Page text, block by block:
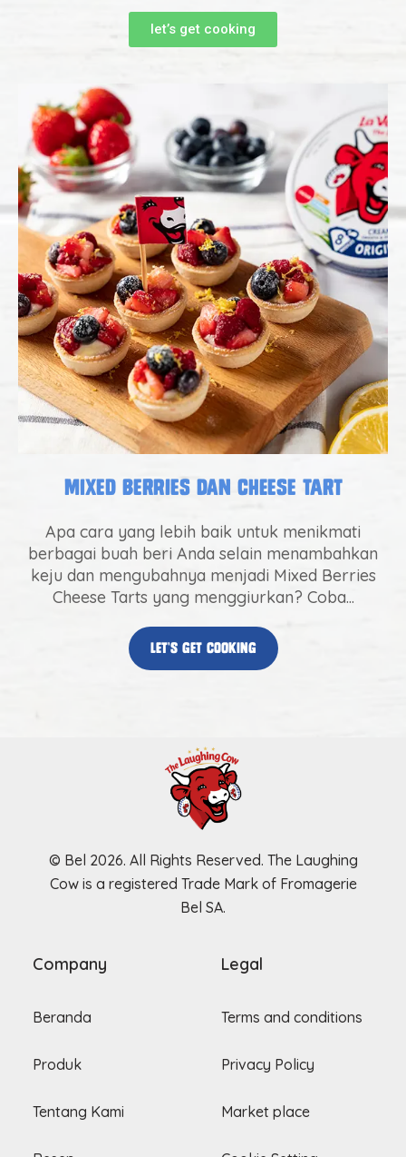
let’s get cooking
Mixed Berries dan Cheese Tart
Apa cara yang lebih baik untuk menikmati
berbagai buah beri Anda selain menambahkan
keju dan mengubahnya menjadi Mixed Berries
Cheese Tarts yang menggiurkan? Coba...
let’s get cooking
© Bel 2026. All Rights Reserved. The Laughing
Cow is a registered Trade Mark of Fromagerie
Bel SA.
Company
Beranda
Produk
Tentang Kami
Legal
Terms and conditions
Privacy Policy
Market place